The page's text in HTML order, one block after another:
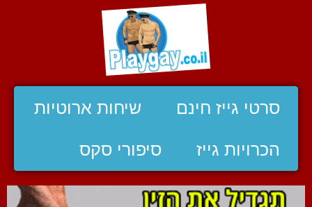
סרטי גייז חינם שיחות ארוטיות
הכרויות גייז סיפורי סקס